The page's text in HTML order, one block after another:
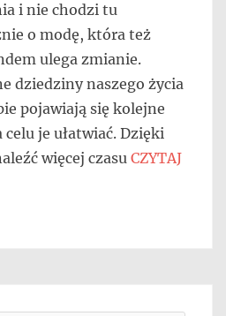
i nie chodzi tu
o modę, która też
ulega zmianie.
dziedziny naszego życia
pojawiają się kolejne
je ułatwiać. Dzięki
więcej czasu CZYTAJ